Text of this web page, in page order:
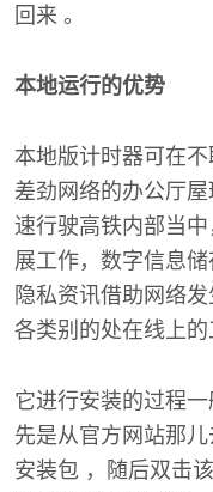
回来 。
本地运行的优势
本地版计时器可在
差劲网络的办公厅
速行驶高铁内部当
展工作，数字信息
隐私资讯借助网络
各类别的处在线上的
它进行安装的过程一
先是从官方网站那
安装包 ，随后双击